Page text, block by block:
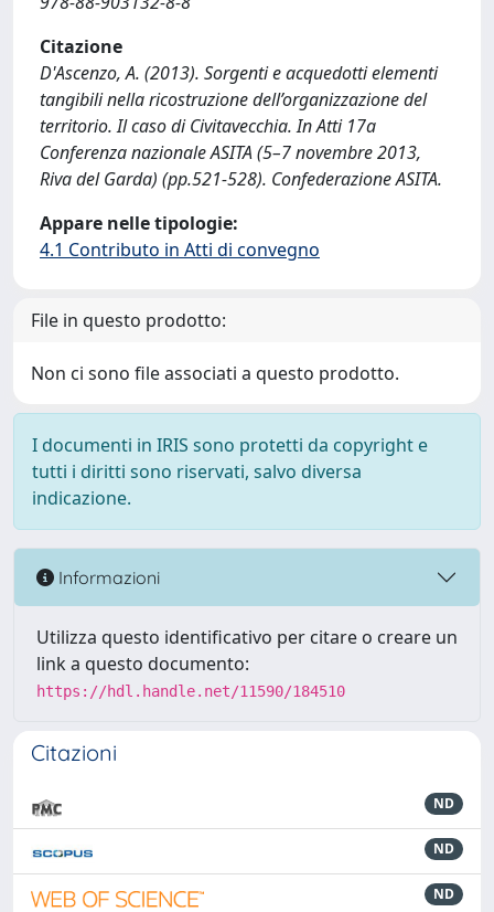
Citazione
D'Ascenzo, A. (2013). Sorgenti e acquedotti elementi
tangibili nella ricostruzione dell’organizzazione del
territorio. Il caso di Civitavecchia. In Atti 17a
Conferenza nazionale ASITA (5–7 novembre 2013,
Riva del Garda) (pp.521-528). Confederazione ASITA.
Appare nelle tipologie:
4.1 Contributo in Atti di convegno
File in questo prodotto:
Non ci sono file associati a questo prodotto.
I documenti in IRIS sono protetti da copyright e
tutti i diritti sono riservati, salvo diversa
indicazione.
Informazioni
Utilizza questo identificativo per citare o creare un
link a questo documento:
https://hdl.handle.net/11590/184510
Citazioni
ND
ND
ND